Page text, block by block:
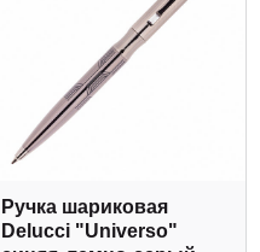
Ручка шариковая
Delucci "Universo"